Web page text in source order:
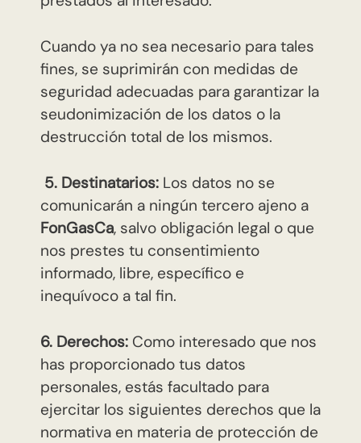
Cuando ya no sea necesario para tales
fines, se suprimirán con medidas de
seguridad adecuadas para garantizar la
seudonimización de los datos o la
destrucción total de los mismos.
5. Destinatarios: Los datos no se
comunicarán a ningún tercero ajeno a
FonGasCa, salvo obligación legal o que
nos prestes tu consentimiento
informado, libre, específico e
inequívoco a tal fin.
6. Derechos: Como interesado que nos
has proporcionado tus datos
personales, estás facultado para
ejercitar los siguientes derechos que la
normativa en materia de protección de